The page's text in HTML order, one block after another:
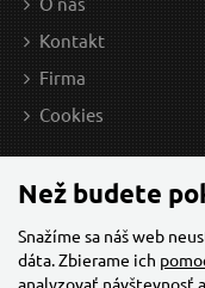
Kontakt
Firma
Cookies
Než budete
Snažíme sa náš web
dáta. Zbierame ich
analyzovať návštevnosť